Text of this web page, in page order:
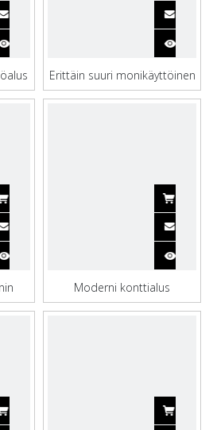
Erittäin suuri monikäyttöinen
konttialus kuljetukseen
Moderni konttialus
metallikannella sementille